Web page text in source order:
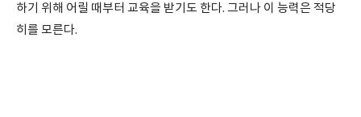
하기 위해 어릴 때부터 교육을 받기도 한다. 그러나 이 능력은 적당
히를 모른다.